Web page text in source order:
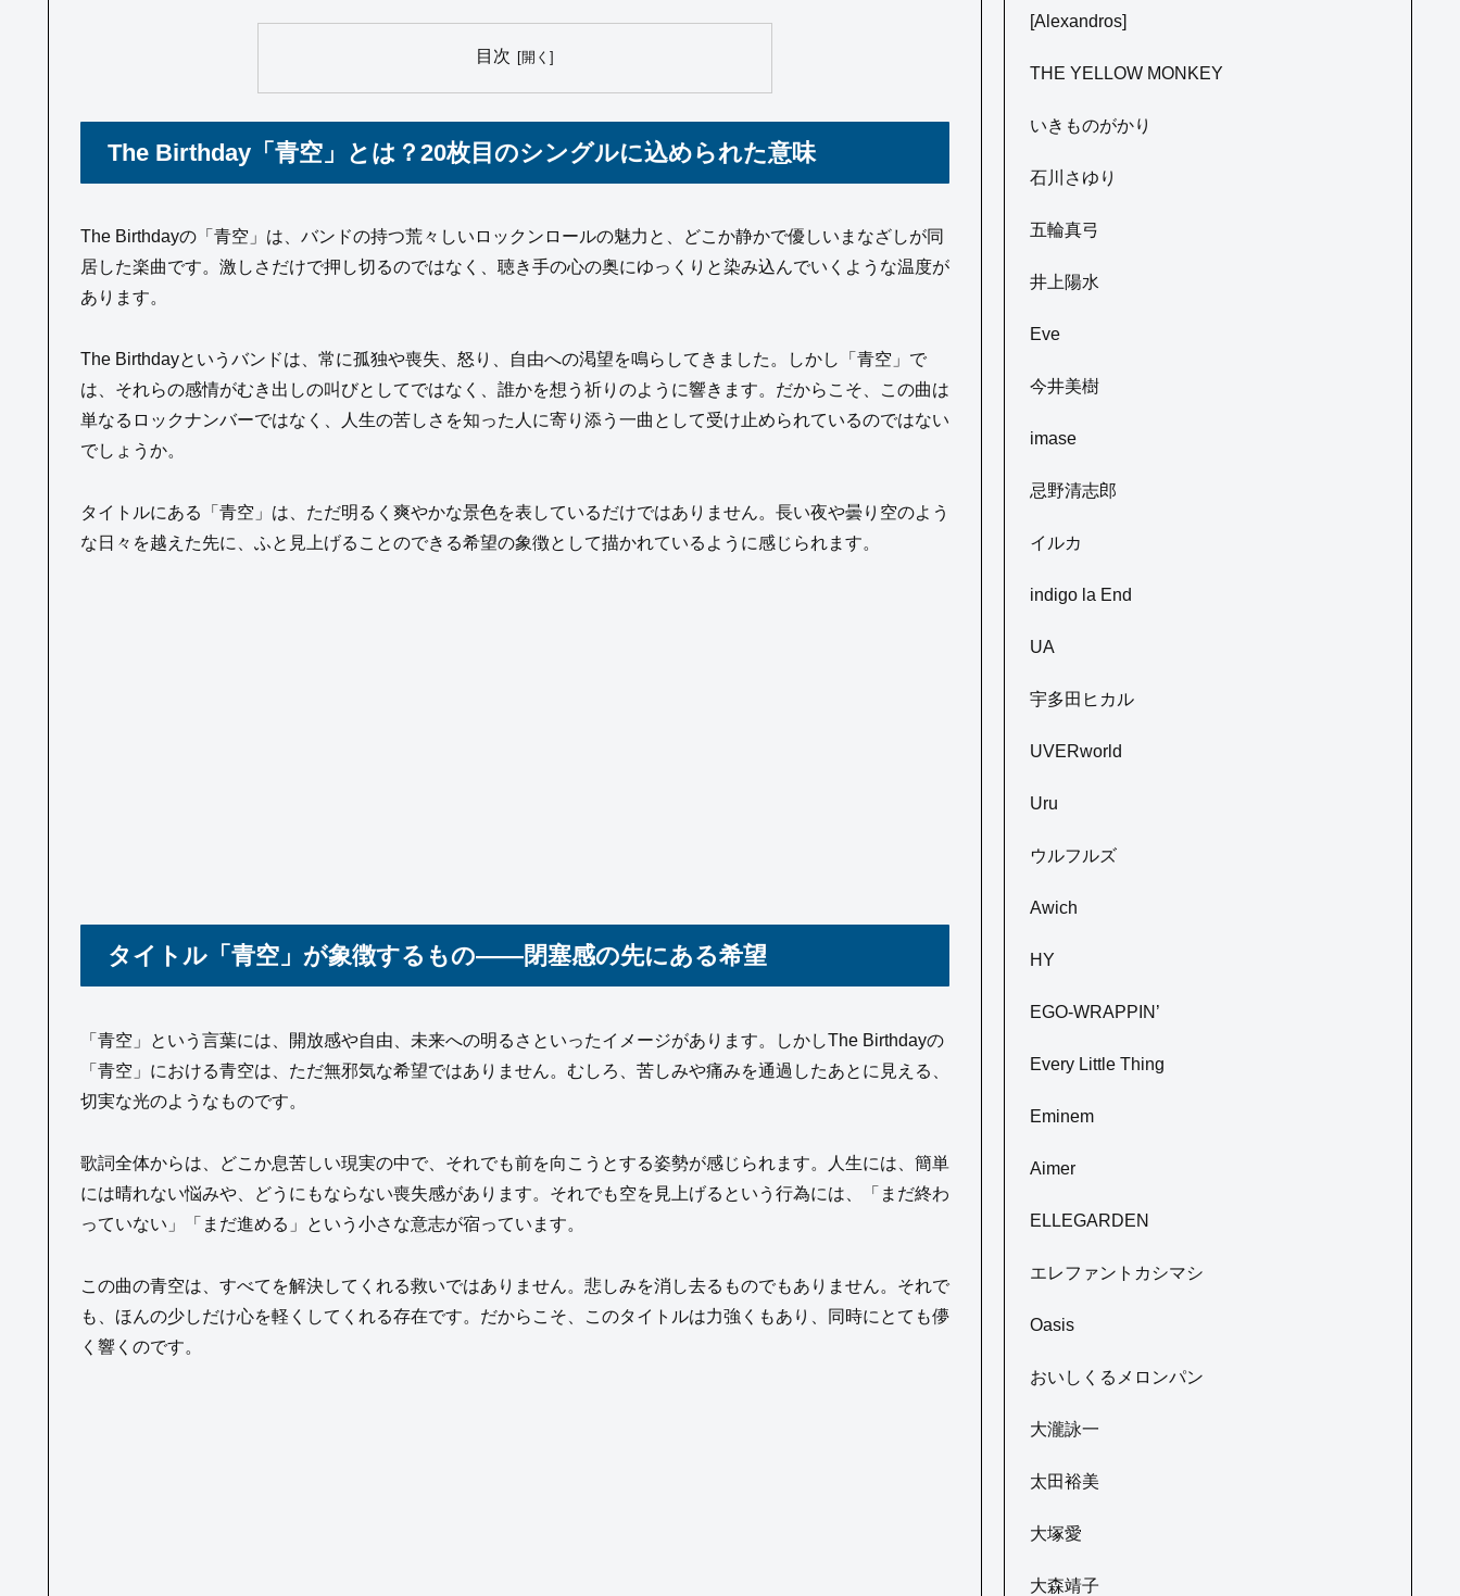
目次
The Birthday「青空」とは？20枚目のシングルに込められた意味
The Birthdayの「青空」は、バンドの持つ荒々しいロックンロールの魅力と、どこか静かで優しいまなざしが同
居した楽曲です。激しさだけで押し切るのではなく、聴き手の心の奥にゆっくりと染み込んでいくような温度が
あります。
The Birthdayというバンドは、常に孤独や喪失、怒り、自由への渇望を鳴らしてきました。しかし「青空」で
は、それらの感情がむき出しの叫びとしてではなく、誰かを想う祈りのように響きます。だからこそ、この曲は
単なるロックナンバーではなく、人生の苦しさを知った人に寄り添う一曲として受け止められているのではない
でしょうか。
タイトルにある「青空」は、ただ明るく爽やかな景色を表しているだけではありません。長い夜や曇り空のよう
な日々を越えた先に、ふと見上げることのできる希望の象徴として描かれているように感じられます。
タイトル「青空」が象徴するもの――閉塞感の先にある希望
「青空」という言葉には、開放感や自由、未来への明るさといったイメージがあります。しかしThe Birthdayの
「青空」における青空は、ただ無邪気な希望ではありません。むしろ、苦しみや痛みを通過したあとに見える、
切実な光のようなものです。
歌詞全体からは、どこか息苦しい現実の中で、それでも前を向こうとする姿勢が感じられます。人生には、簡単
には晴れない悩みや、どうにもならない喪失感があります。それでも空を見上げるという行為には、「まだ終わ
っていない」「まだ進める」という小さな意志が宿っています。
この曲の青空は、すべてを解決してくれる救いではありません。悲しみを消し去るものでもありません。それで
も、ほんの少しだけ心を軽くしてくれる存在です。だからこそ、このタイトルは力強くもあり、同時にとても儚
く響くのです。
[Alexandros]
THE YELLOW MONKEY
いきものがかり
石川さゆり
五輪真弓
井上陽水
Eve
今井美樹
imase
忌野清志郎
イルカ
indigo la End
UA
宇多田ヒカル
UVERworld
Uru
ウルフルズ
Awich
HY
EGO-WRAPPIN’
Every Little Thing
Eminem
Aimer
ELLEGARDEN
エレファントカシマシ
Oasis
おいしくるメロンパン
大瀧詠一
太田裕美
大塚愛
大森靖子